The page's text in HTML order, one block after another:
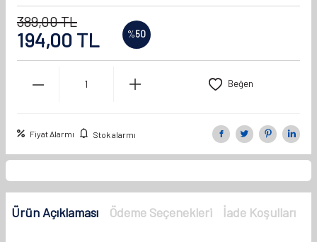
389,00TL
194,00 TL %50
Beğen
Fiyat Alarmı Stok alarmı
Ürün Açıklaması Ödeme Seçenekleri İade Koşulları